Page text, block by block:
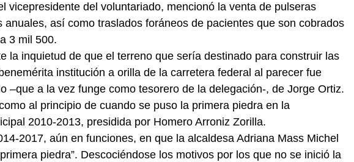
vicepresidente del voluntariado, mencionó la venta de pulseras
anuales, así como traslados foráneos de pacientes que son cobrados
3 mil 500.
la inquietud de que el terreno que sería destinado para construir las
institución a orilla de la carretera federal al parecer fue
–que a la vez funge como tesorero de la delegación-, de Jorge Ortiz.
al principio de cuando se puso la primera piedra en la
2010-2013, presidida por Homero Arroniz Zorilla.
2017, aún en funciones, en que la alcaldesa Adriana Mass Michel
piedra”. Descociéndose los motivos por los que no se inició la